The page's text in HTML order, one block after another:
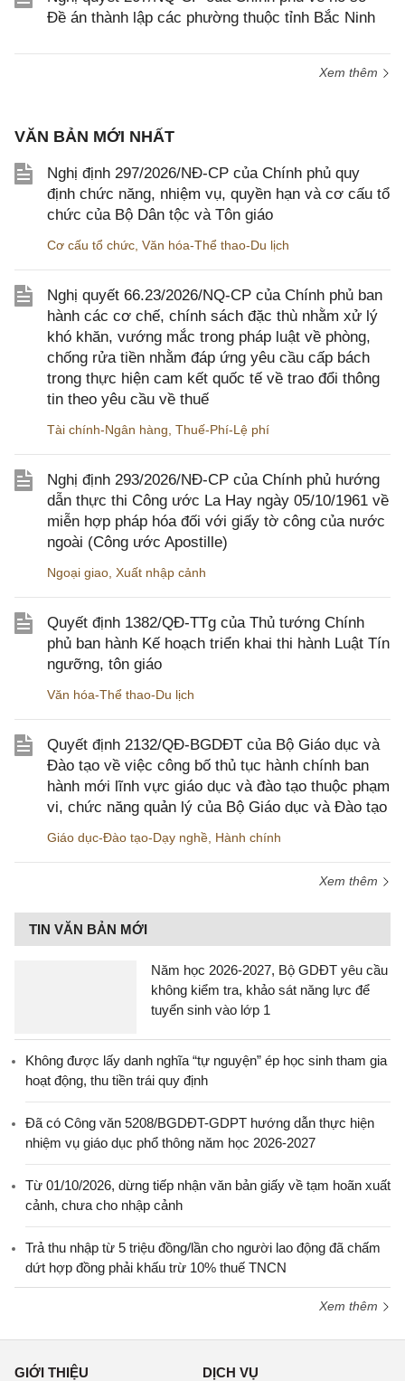
Đề án thành lập các phường thuộc tỉnh Bắc Ninh
Xem thêm
VĂN BẢN MỚI NHẤT
Nghị định 297/2026/NĐ-CP của Chính phủ quy
định chức năng, nhiệm vụ, quyền hạn và cơ cấu tổ
chức của Bộ Dân tộc và Tôn giáo
Cơ cấu tổ chức Văn hóa-Thể thao-Du lịch
Nghị quyết 66.23/2026/NQ-CP của Chính phủ ban
hành các cơ chế, chính sách đặc thù nhằm xử lý
khó khăn, vướng mắc trong pháp luật về phòng,
chống rửa tiền nhằm đáp ứng yêu cầu cấp bách
trong thực hiện cam kết quốc tế về trao đổi thông
tin theo yêu cầu về thuế
Tài chính-Ngân hàng Thuế-Phí-Lệ phí
Nghị định 293/2026/NĐ-CP của Chính phủ hướng
dẫn thực thi Công ước La Hay ngày 05/10/1961 về
miễn hợp pháp hóa đối với giấy tờ công của nước
ngoài (Công ước Apostille)
Ngoại giao Xuất nhập cảnh
Quyết định 1382/QĐ-TTg của Thủ tướng Chính
phủ ban hành Kế hoạch triển khai thi hành Luật Tín
ngưỡng, tôn giáo
Văn hóa-Thể thao-Du lịch
Quyết định 2132/QĐ-BGDĐT của Bộ Giáo dục và
Đào tạo về việc công bố thủ tục hành chính ban
hành mới lĩnh vực giáo dục và đào tạo thuộc phạm
vi, chức năng quản lý của Bộ Giáo dục và Đào tạo
Giáo dục-Đào tạo-Dạy nghề Hành chính
Xem thêm
TIN VĂN BẢN MỚI
Năm học 2026-2027, Bộ GDĐT yêu cầu
không kiểm tra, khảo sát năng lực để
tuyển sinh vào lớp 1
Không được lấy danh nghĩa “tự nguyện” ép học sinh tham gia
hoạt động, thu tiền trái quy định
Đã có Công văn 5208/BGDĐT-GDPT hướng dẫn thực hiện
nhiệm vụ giáo dục phổ thông năm học 2026-2027
Từ 01/10/2026, dừng tiếp nhận văn bản giấy về tạm hoãn xuất
cảnh, chưa cho nhập cảnh
Trả thu nhập từ 5 triệu đồng/lần cho người lao động đã chấm
dứt hợp đồng phải khấu trừ 10% thuế TNCN
Xem thêm
GIỚI THIỆU DỊCH VỤ